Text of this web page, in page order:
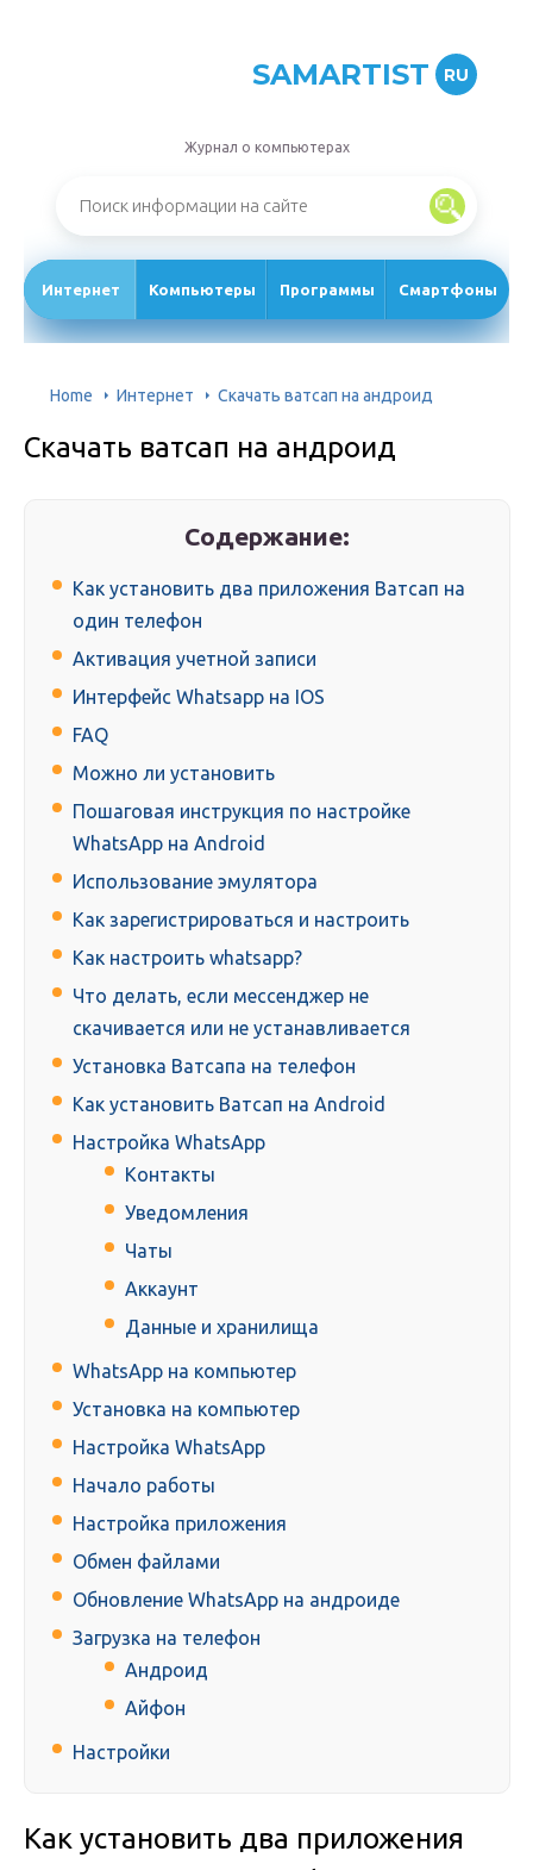
SAMARTIST RU
Журнал о компьютерах
Интернет Компьютеры Программы Смартфоны
Home Интернет Скачать ватсап на андроид
Скачать ватсап на андроид
Содержание:
Как установить два приложения Ватсап на
один телефон
Активация учетной записи
Интерфейс Whatsapp на IOS
FAQ
Можно ли установить
Пошаговая инструкция по настройке
WhatsApp на Android
Использование эмулятора
Как зарегистрироваться и настроить
Как настроить whatsapp?
Что делать, если мессенджер не
скачивается или не устанавливается
Установка Ватсапа на телефон
Как установить Ватсап на Android
Настройка WhatsApp
Контакты
Уведомления
Чаты
Аккаунт
Данные и хранилища
WhatsApp на компьютер
Установка на компьютер
Настройка WhatsApp
Начало работы
Настройка приложения
Обмен файлами
Обновление WhatsApp на андроиде
Загрузка на телефон
Андроид
Айфон
Настройки
Как установить два приложения